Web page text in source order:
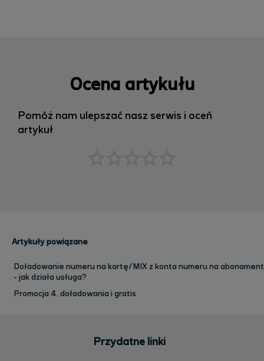
Ocena artykułu
Pomóż nam ulepszać nasz serwis i oceń
artykuł
Artykuły powiązane
Doładowanie numeru na kartę/MIX z konta numeru na abonament
- jak działa usługa?
Promocja 4. doładowania i gratis
Przydatne linki